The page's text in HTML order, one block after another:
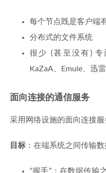
每个节点既是客户端
分布式的文件系统
很少 (甚至没有) 专
KaZaA、Emule、迅
面向连接的通信服务
采用网络设施的面向连接服
目标 ：在端系统之间传输
“握手”：在数据传输